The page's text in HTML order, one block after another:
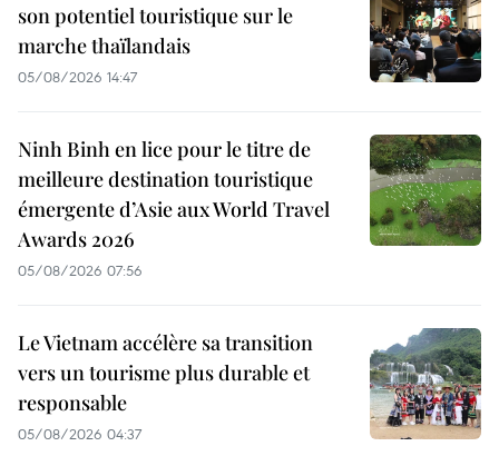
son potentiel touristique sur le
marche thaïlandais
05/08/2026 14:47
Ninh Binh en lice pour le titre de
meilleure destination touristique
émergente d’Asie aux World Travel
Awards 2026
05/08/2026 07:56
Le Vietnam accélère sa transition
vers un tourisme plus durable et
responsable
05/08/2026 04:37